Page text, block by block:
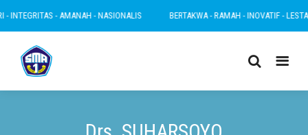
- AMANAH - NASIONALIS BERTAKWA - RAMAH - INOVATIF -